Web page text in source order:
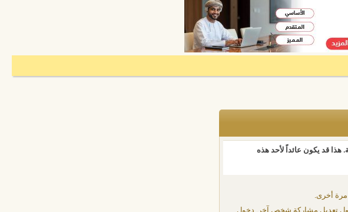
هذا قد يكون عائداً لأحد هذه
مرة أخرى.
تعديل مشاركة شخص آخر, دخول